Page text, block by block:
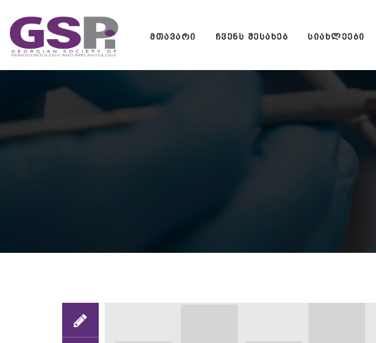
content
ᲛᲗᲐᲕᲐᲠᲘ ᲩᲕᲔᲜᲡ ᲨᲔᲡᲐᲮᲔᲑ ᲡᲘᲐᲮᲚᲔᲔᲑᲘ